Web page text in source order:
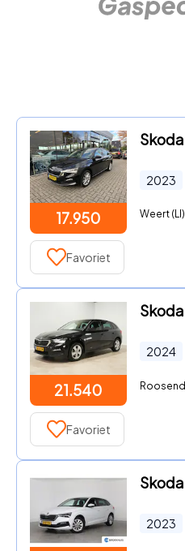
17.950
2023
Weert (LI)
Favoriet
21.540
2024
Favoriet
2023